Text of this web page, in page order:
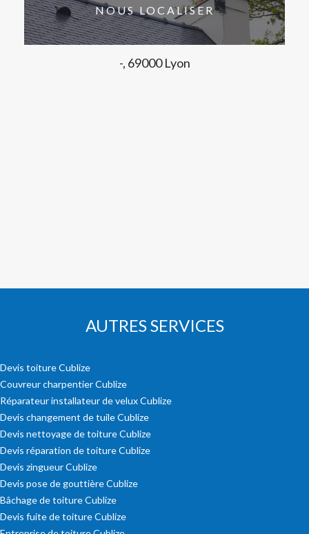
NOUS LOCALISER
-, 69000 Lyon
AUTRES SERVICES
Devis toiture Cublize
Couvreur charpentier Cublize
Réparateur installateur de velux Cublize
Devis changement de tuile Cublize
Devis nettoyage de toiture Cublize
Devis réparation de toiture Cublize
Devis zingueur Cublize
Devis pose de gouttière Cublize
Bâchage de toiture Cublize
Devis fuite de toiture Cublize